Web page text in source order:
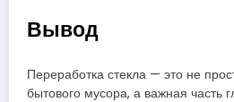
Вывод
Переработка стекла — это не
бытового мусора, а важная часть